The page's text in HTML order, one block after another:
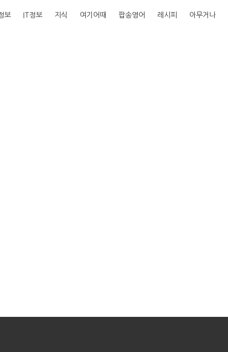
보 IT정보 지식 여기어때 팝송영어 레시피 아무거나